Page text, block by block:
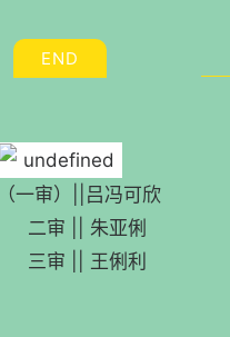
END
一审）||吕冯可欣
审 || 朱亚俐
审 || 王俐利